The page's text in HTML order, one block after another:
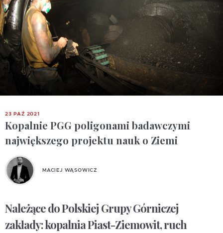
23 PAŹ 2021
Kopalnie PGG poligonami badawczymi
największego projektu nauk o Ziemi
MACIEJ WĄSOWICZ
Należące do Polskiej Grupy Górniczej
zakłady: kopalnia Piast-Ziemowit, ruch